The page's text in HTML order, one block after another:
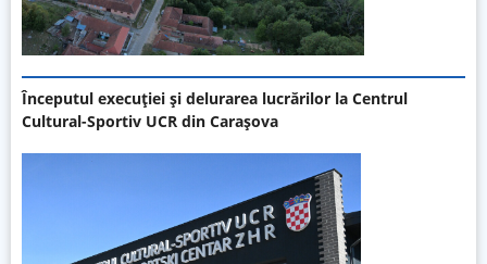
Începutul execuției și delurarea lucrărilor la Centrul
Cultural-Sportiv UCR din Carașova